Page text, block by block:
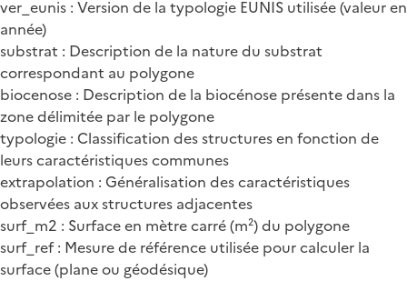
ver_eunis : Version de la typologie EUNIS utilisée (valeur en
année)
substrat : Description de la nature du substrat
correspondant au polygone
biocenose : Description de la biocénose présente dans la
zone délimitée par le polygone
typologie : Classification des structures en fonction de
leurs caractéristiques communes
extrapolation : Généralisation des caractéristiques
observées aux structures adjacentes
surf_m2 : Surface en mètre carré (m²) du polygone
surf_ref : Mesure de référence utilisée pour calculer la
surface (plane ou géodésique)